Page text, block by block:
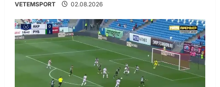
VETEMSPORT 02.08.2026